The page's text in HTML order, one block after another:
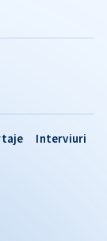
Interviuri